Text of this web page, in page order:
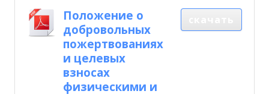
Положение о
добровольных
пожертвованиях
и целевых
взносах
физическими и